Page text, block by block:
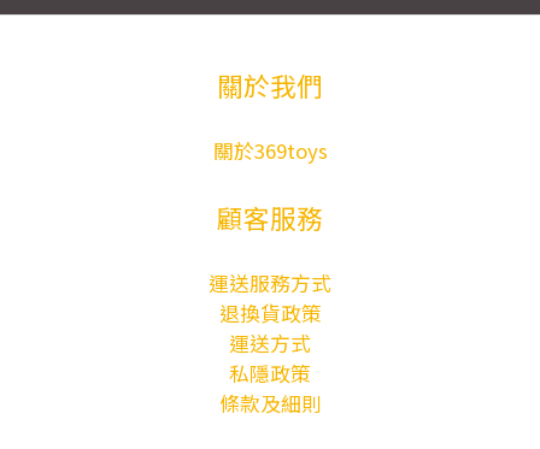
關於我們
關於369toys
顧客服務
運送服務方式
退換貨政策
運送方式
私隱政策
條款及細則